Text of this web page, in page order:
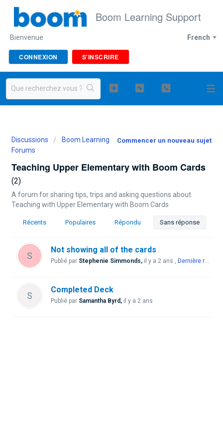
Boom Learning Support
French
Bienvenue
CONNEXION S'INSCRIRE
Commencer un nouveau sujet
Discussions
Boom Learning
Forums
Teaching Upper Elementary with Boom Cards
2
A forum for sharing tips, trips and asking questions about
Teaching with Upper Elementary with Boom Cards
Récents Populaires Répondu Sans réponse
S
Not showing all of the cards
Publié par Stephenie Simmonds, il y a 2 ans , Dernière réponse
S
Completed Deck
Publié par Samantha Byrd, il y a 2 ans